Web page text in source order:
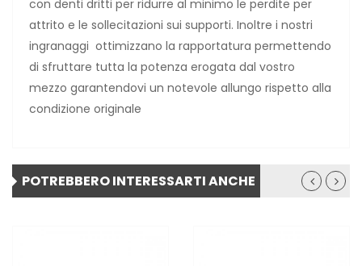
con denti dritti per ridurre al minimo le perdite per
attrito e le sollecitazioni sui supporti. Inoltre i nostri
ingranaggi ottimizzano la rapportatura permettendo
di sfruttare tutta la potenza erogata dal vostro
mezzo garantendovi un notevole allungo rispetto alla
condizione originale
POTREBBERO INTERESSARTI ANCHE